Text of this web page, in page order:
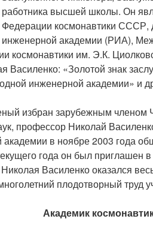
работника высшей школы. Он
Федерации космонавтики СССР,
инженерной академии (РИА),
космонавтики им. Э.К.
Василенко: «Золотой знак
инженерной академии» и
избран зарубежным
профессор Николай
в ноябре 2003 года
года он был приглашен
Василенко оказался
плодотворный труд
Академик